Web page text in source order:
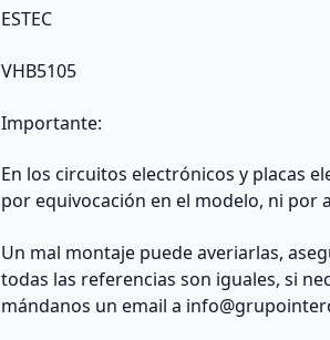
ESTEC
VHB5105
Importante:
En los circuitos electrónicos y placas
por equivocación en el modelo, ni por
Un mal montaje puede averiarlas,
todas las referencias son iguales, si
mándanos un email a